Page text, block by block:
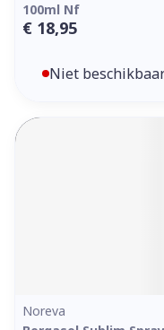
100ml Nf
€ 18,95
Niet
Noreva